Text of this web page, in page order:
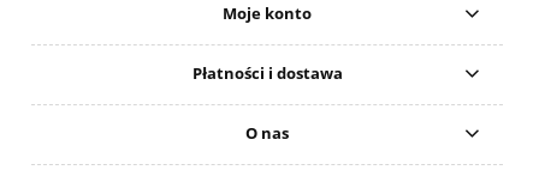
Moje konto
Płatności i dostawa
O nas